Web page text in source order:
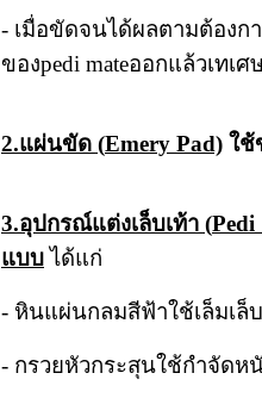
- เมื่อขัดจนได้ผลตามต้องก
ของpedi mateออกแล้วเทเ
2.แผ่นขัด (Emery Pad) ใช้
3.อุปกรณ์แต่งเล็บเท้า (
แบบได้แก่
- หินแผ่นกลมสีฟ้าใช้เล็มเล็
- กรวยหัวกระสุนใช้กำจัด